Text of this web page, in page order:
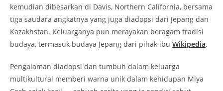
kemudian dibesarkan di Davis, Northern California, bersama
tiga saudara angkatnya yang juga diadopsi dari Jepang dan
Kazakhstan. Keluarganya pun merayakan beragam tradisi
budaya, termasuk budaya Jepang dari pihak ibu Wikipedia.
Pengalaman diadopsi dan tumbuh dalam keluarga
multikultural memberi warna unik dalam kehidupan Miya